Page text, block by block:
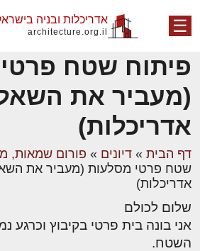
☰ אדריכלות ובניה
architecture.org.il
פיתוח שטח
(מעביר את
אדריכלות)
דף הבית » דיונים » פורום שמאות,
שטח פרטי מסלעות (מעביר את
אדריכלות)
שלום לכולם
אני בונה בית פרטי בקיבוץ וכרגע
השטח.